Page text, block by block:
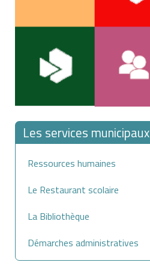
Les services municipaux
Ressources humaines
Le Restaurant scolaire
La Bibliothèque
Démarches administratives